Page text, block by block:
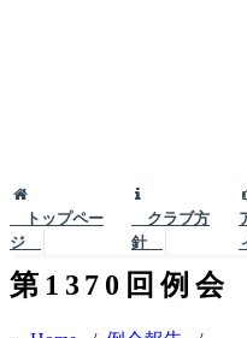
トップペー
ジ
クラブ方
針
第1370回例会